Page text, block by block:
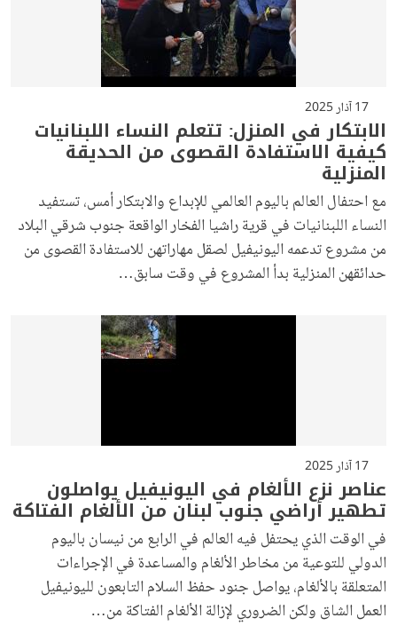
17 آذار 2025
الابتكار في المنزل: تتعلم النساء اللبنانيات
كيفية الاستفادة القصوى من الحديقة
المنزلية
مع احتفال العالم باليوم العالمي للإبداع والابتكار أمس، تستفيد
النساء اللبنانيات في قرية راشيا الفخار الواقعة جنوب شرقي البلاد
من مشروع تدعمه اليونيفيل لصقل مهاراتهن للاستفادة القصوى من
حدائقهن المنزلية بدأ المشروع في وقت سابق…
17 آذار 2025
عناصر نزع الألغام في اليونيفيل يواصلون
تطهير أراضي جنوب لبنان من الألغام الفتاكة
في الوقت الذي يحتفل فيه العالم في الرابع من نيسان باليوم
الدولي للتوعية من مخاطر الألغام والمساعدة في الإجراءات
المتعلقة بالألغام، يواصل جنود حفظ السلام التابعون لليونيفيل
العمل الشاق ولكن الضروري لإزالة الألغام الفتاكة من…